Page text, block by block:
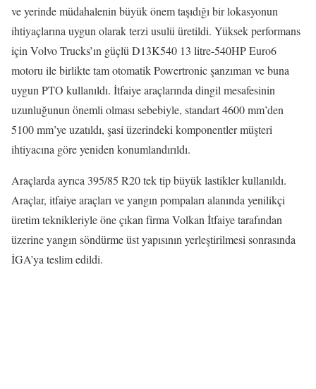
ve yerinde müdahalenin büyük önem taşıdığı bir lokasyonun
ihtiyaçlarına uygun olarak terzi usulü üretildi. Yüksek performans
için Volvo Trucks’ın güçlü D13K540 13 litre-540HP Euro6
motoru ile birlikte tam otomatik Powertronic şanzıman ve buna
uygun PTO kullanıldı. İtfaiye araçlarında dingil mesafesinin
uzunluğunun önemli olması sebebiyle, standart 4600 mm’den
5100 mm’ye uzatıldı, şasi üzerindeki komponentler müşteri
ihtiyacına göre yeniden konumlandırıldı.
Araçlarda ayrıca 395/85 R20 tek tip büyük lastikler kullanıldı.
Araçlar, itfaiye araçları ve yangın pompaları alanında yenilikçi
üretim teknikleriyle öne çıkan firma Volkan İtfaiye tarafından
üzerine yangın söndürme üst yapısının yerleştirilmesi sonrasında
İGA’ya teslim edildi.